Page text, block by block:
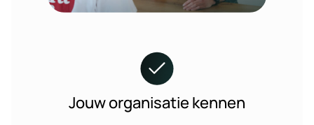
Jouw organisatie kennen